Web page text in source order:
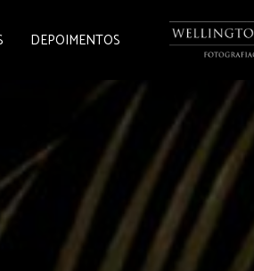
DEPOIMENTOS